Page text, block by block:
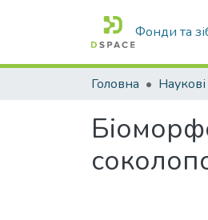
Фонди та
Головна